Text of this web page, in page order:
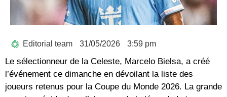
Editorial team 31/05/2026 3:59 pm
Le sélectionneur de la Celeste, Marcelo Bielsa, a créé
l’événement ce dimanche en dévoilant la liste des
joueurs retenus pour la Coupe du Monde 2026. La grande